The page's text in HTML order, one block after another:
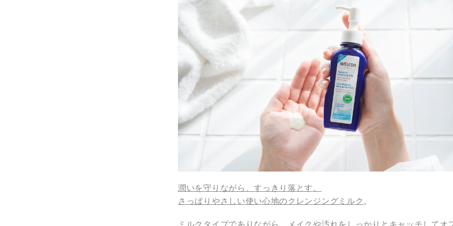
潤いを守りながら、すっきり落とす。
さっぱりやさしい使い心地のクレンジングミルク 。